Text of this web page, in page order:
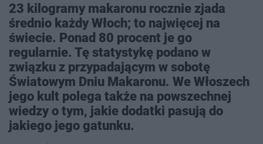
23 kilogramy makaronu rocznie zjada
średnio każdy Włoch; to najwięcej na
świecie. Ponad 80 procent je go
regularnie. Tę statystykę podano w
związku z przypadającym w sobotę
Światowym Dniu Makaronu. We Włoszech
jego kult polega także na powszechnej
wiedzy o tym, jakie dodatki pasują do
jakiego jego gatunku.